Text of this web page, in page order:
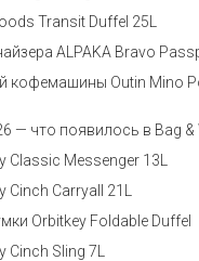
Transit Duffel 25L
ALPAKA Bravo
кофемашины Outin Mino
— что появилось в Bag &
Messenger 13L
Carryall 21L
Orbitkey Foldable Duffel
Sling 7L